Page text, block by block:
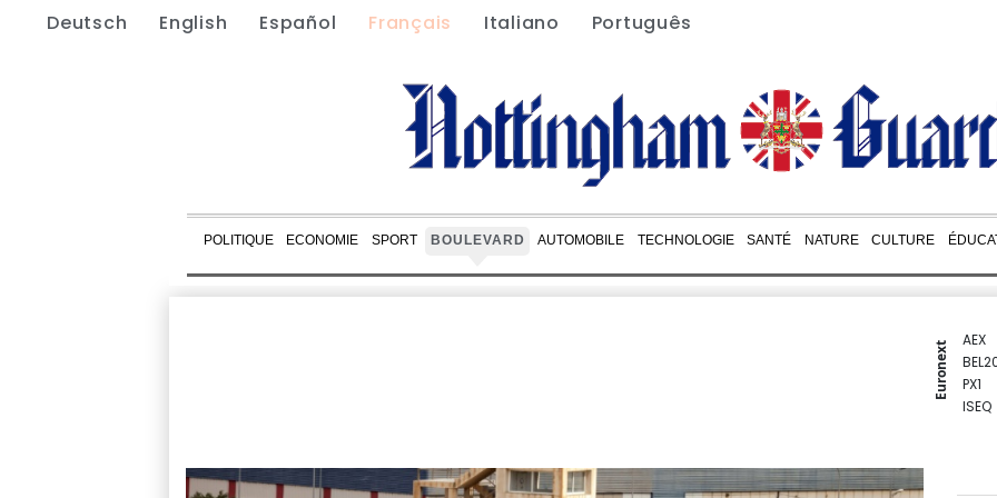
Deutsch English Español Français Italiano Português
POLITIQUE ECONOMIE SPORT BOULEVARD AUTOMOBILE TECHNOLOGIE SANTÉ NATURE CULTURE
Euronext
AEX
PX1
ISEQ